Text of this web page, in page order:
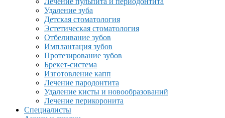
Удаление зуба
Детская стоматология
Эстетическая стоматология
Отбеливание зубов
Имплантация зубов
Протезирование зубов
Брекет-система
Изготовление капп
Лечение пародонтита
Удаление кисты и новообразований
Лечение перикоронита
Специалисты